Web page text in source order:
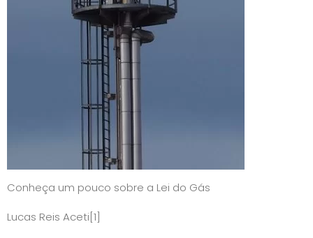
Conheça um pouco sobre a Lei do Gás
Lucas Reis Aceti[1]